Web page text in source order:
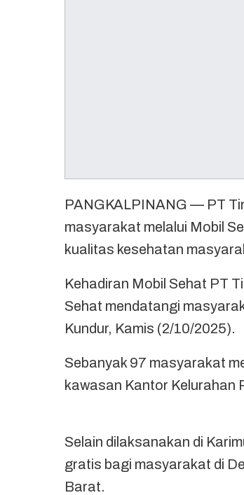
PANGKALPINANG — PT
masyarakat melalui Mobil
kualitas kesehatan
Kehadiran Mobil Sehat PT
Sehat mendatangi
Kundur, Kamis (2/10/2025).
Sebanyak 97 masyarakat
kawasan Kantor Kelurahan
Selain dilaksanakan di
gratis bagi masyarakat di
Barat.